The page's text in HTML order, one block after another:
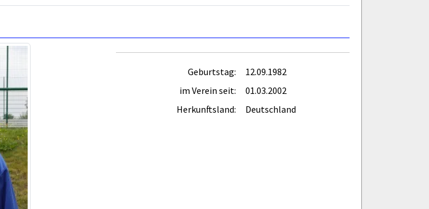
Geburtstag:
12.09.1982
im Verein seit:
01.03.2002
Herkunftsland:
Deutschland